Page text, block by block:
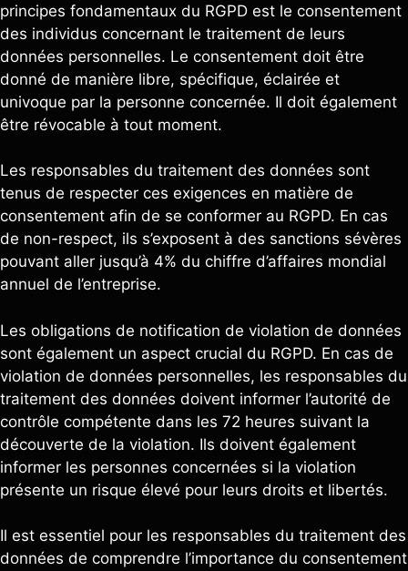
principes fondamentaux du RGPD est le consentement
des individus concernant le traitement de leurs
données personnelles. Le consentement doit être
donné de manière libre, spécifique, éclairée et
univoque par la personne concernée. Il doit également
être révocable à tout moment.
Les responsables du traitement des données sont
tenus de respecter ces exigences en matière de
consentement afin de se conformer au RGPD. En cas
de non-respect, ils s’exposent à des sanctions sévères
pouvant aller jusqu’à 4% du chiffre d’affaires mondial
annuel de l’entreprise.
Les obligations de notification de violation de données
sont également un aspect crucial du RGPD. En cas de
violation de données personnelles, les responsables du
traitement des données doivent informer l’autorité de
contrôle compétente dans les 72 heures suivant la
découverte de la violation. Ils doivent également
informer les personnes concernées si la violation
présente un risque élevé pour leurs droits et libertés.
Il est essentiel pour les responsables du traitement des
données de comprendre l’importance du consentement